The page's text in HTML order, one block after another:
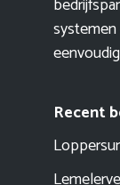
Recent